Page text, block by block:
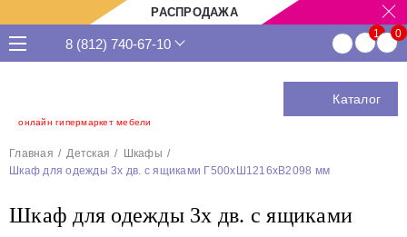
РАСПРОДАЖА
онлайн гипермаркет мебели
8 (812) 740-67-10
Каталог
Главная Детская
Шкафы
Шкаф для одежды 3х дв. с ящиками Г500хШ1216хВ2098 мм
Шкаф для одежды 3х дв. с ящиками